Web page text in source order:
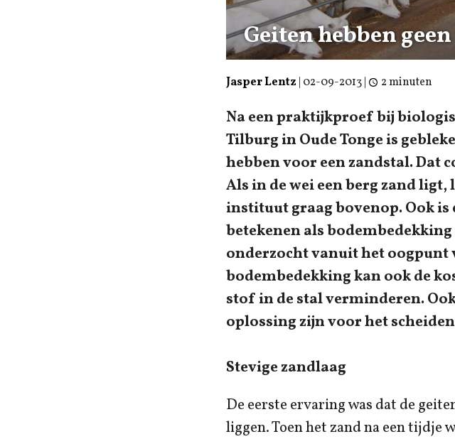
Geiten hebben
Jasper Lentz 02-09-2013| 2 minuten
Na een praktijkproef bij
Tilburg in Oude Tonge is
hebben voor een zandstal. Dat
Als in de wei een berg zand
instituut graag bovenop. Ook
betekenen als
onderzocht vanuit het oogpunt
bodembedekking kan ook de
stof in de stal verminderen.
oplossing zijn voor het
Stevige zandlaag
De eerste ervaring was dat de
liggen. Toen het zand na een tijdje